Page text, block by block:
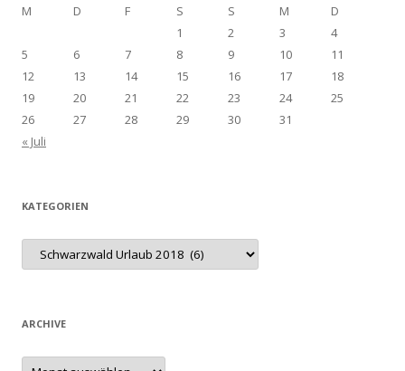
M
D F S S M
D
1
2 3
4
5
6 7 8 9 10
11
12
13 14 15 16 17
18
19
20 21 22 23 24
25
26
27 28 29 30
31
« Juli
KATEGORIEN
Kategorien
ARCHIVE
Archive